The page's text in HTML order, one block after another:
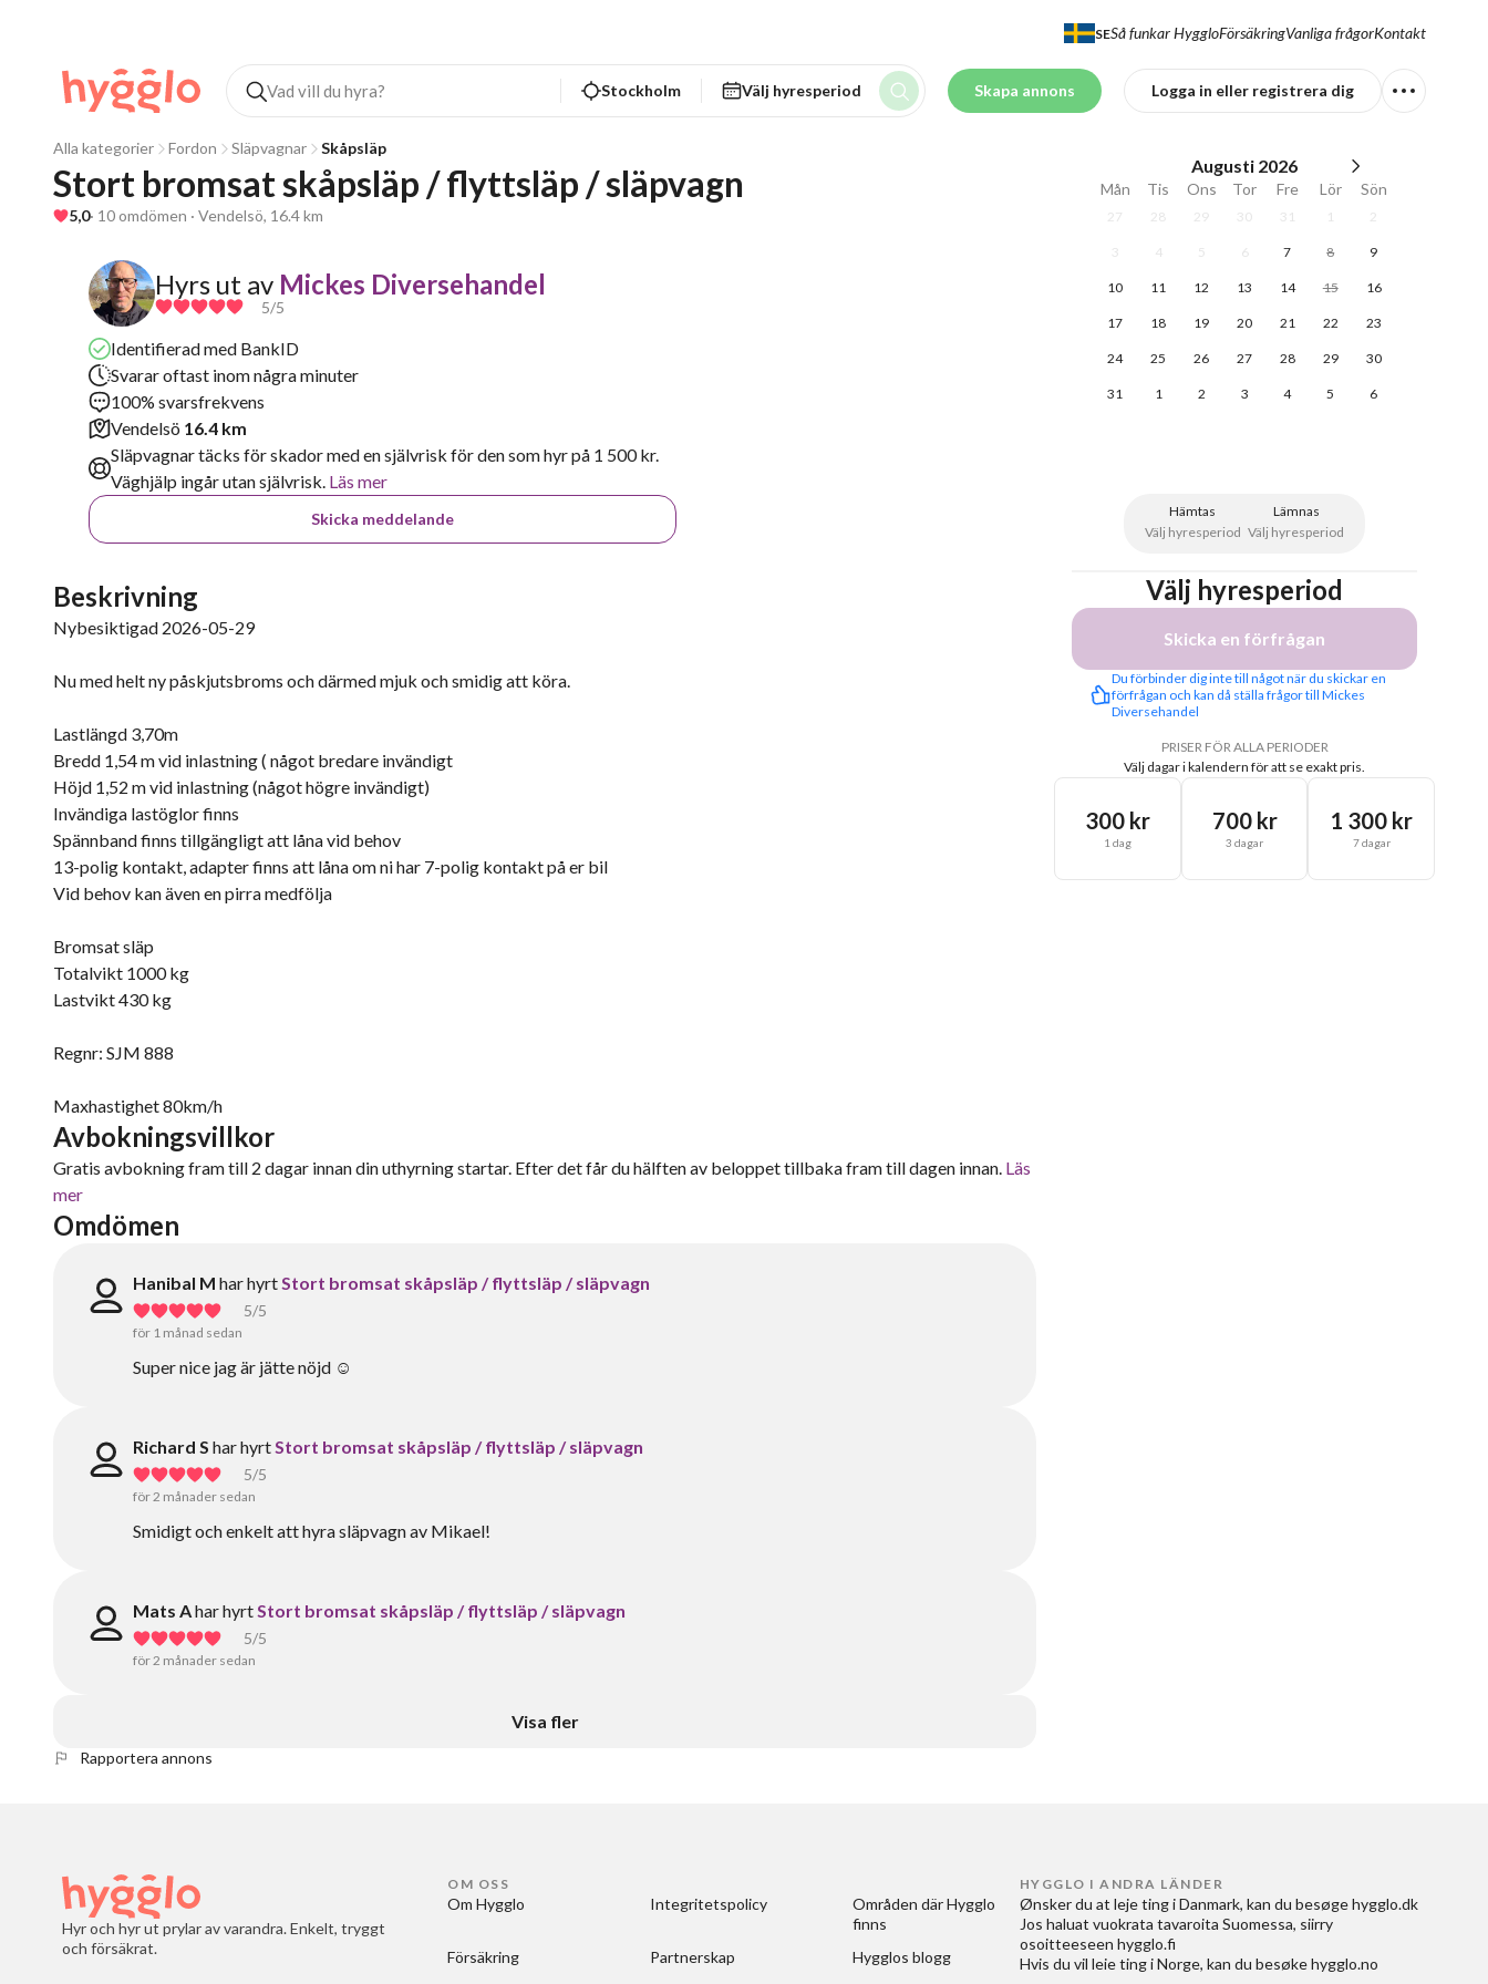
SESå funkar HyggloFörsäkringVanliga frågorKontakt
Stockholm Välj hyresperiod Skapa annons Logga in eller registrera dig
Alla kategorier Fordon Släpvagnar Skåpsläp
Stort bromsat skåpsläp / flyttsläp / släpvagn
5,0· 10 omdömen · Vendelsö, 16.4 km
Hyrs ut av Mickes Diversehandel
5/5
Identifierad med BankID
Svarar oftast inom några minuter
100% svarsfrekvens
Vendelsö 16.4 km
Släpvagnar täcks för skador med en självrisk för den som hyr på 1 500 kr.
Väghjälp ingår utan självrisk. Läs mer
Skicka meddelande
Beskrivning
Nybesiktigad 2026-05-29
Nu med helt ny påskjutsbroms och därmed mjuk och smidig att köra.
Lastlängd 3,70m
Bredd 1,54 m vid inlastning ( något bredare invändigt
Höjd 1,52 m vid inlastning (något högre invändigt)
Invändiga lastöglor finns
Spännband finns tillgängligt att låna vid behov
13-polig kontakt, adapter finns att låna om ni har 7-polig kontakt på er bil
Vid behov kan även en pirra medfölja
Bromsat släp
Totalvikt 1000 kg
Lastvikt 430 kg
Regnr: SJM 888
Maxhastighet 80km/h
Avbokningsvillkor
Gratis avbokning fram till 2 dagar innan din uthyrning startar. Efter det får du hälften av beloppet tillbaka fram till dagen innan. Läs
mer
Omdömen
Hanibal M har hyrtStort bromsat skåpsläp / flyttsläp / släpvagn
5/5
för 1 månad sedan
Super nice jag är jätte nöjd ☺️
Richard S har hyrtStort bromsat skåpsläp / flyttsläp / släpvagn
5/5
för 2 månader sedan
Smidigt och enkelt att hyra släpvagn av Mikael!
Mats Ahar hyrtStort bromsat skåpsläp / flyttsläp / släpvagn
5/5
för 2 månader sedan
Visa fler
Augusti 2026
Mån Tis Ons Tor Fre Lör Sön
27 28 29 30 31 1 2
3 4 5 6 7 8 9
10 11 12 13 14 15 16
17 18 19 20 21 22 23
24 25 26 27 28 29 30
31 1 2 3 4 5 6
Hämtas
Välj hyresperiod
Lämnas
Välj hyresperiod
Välj hyresperiod
Skicka en förfrågan
Du förbinder dig inte till något när du skickar en
förfrågan och kan då ställa frågor till Mickes
Diversehandel
PRISER FÖR ALLA PERIODER
Välj dagar i kalendern för att se exakt pris.
300 kr
1 dag
700 kr
3 dagar
1 300 kr
7 dagar
Rapportera annons
Hyr och hyr ut prylar av varandra. Enkelt, tryggt
och försäkrat.
OM OSS
Om Hygglo
Försäkring
Integritetspolicy
Partnerskap
Områden där Hygglo
finns
Hygglos blogg
HYGGLO I ANDRA LÄNDER
Ønsker du at leje ting i Danmark, kan du besøge hygglo.dk
Jos haluat vuokrata tavaroita Suomessa, siirry
osoitteeseen hygglo.fi
Hvis du vil leie ting i Norge, kan du besøke hygglo.no